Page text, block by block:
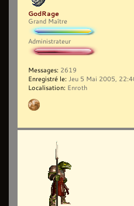
GodRage
Grand Maître
Administrateur
Messages: 2619
Enregistré le: Jeu 5 Mai 2005,
Localisation: Enroth